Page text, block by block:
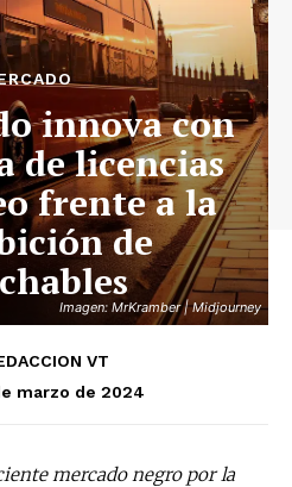
Imagen: MrKramber | Midjourney
innova con
de licencias
frente a la
de
VT
marzo de 2024
mercado negro por la